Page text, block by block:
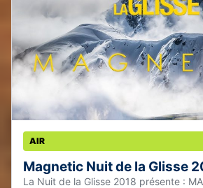
AIR
Magnetic Nuit de la Glisse
La Nuit de la Glisse 2018 présente :